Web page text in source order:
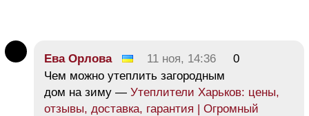
Ева Орлова 11 ноя, 14:36
0
Чем можно утеплить загородным
дом на зиму — Утеплители Харьков: цены,
отзывы, доставка, гарантия | Огромный